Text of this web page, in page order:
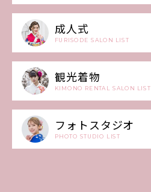
成人式
FURISODE SALON LIST
観光着物
KIMONO RENTAL SALON LIST
フォトスタジオ
PHOTO STUDIO LIST